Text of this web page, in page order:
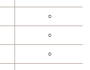
○
○
○